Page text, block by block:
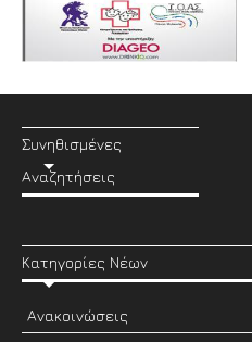
Συνηθισμένες
Αναζητήσεις
Κατηγορίες Νέων
Ανακοινώσεις